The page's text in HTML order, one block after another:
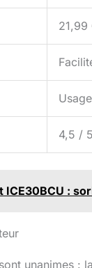
21,99
4,5 /
ICE30BCU :
unanimes :